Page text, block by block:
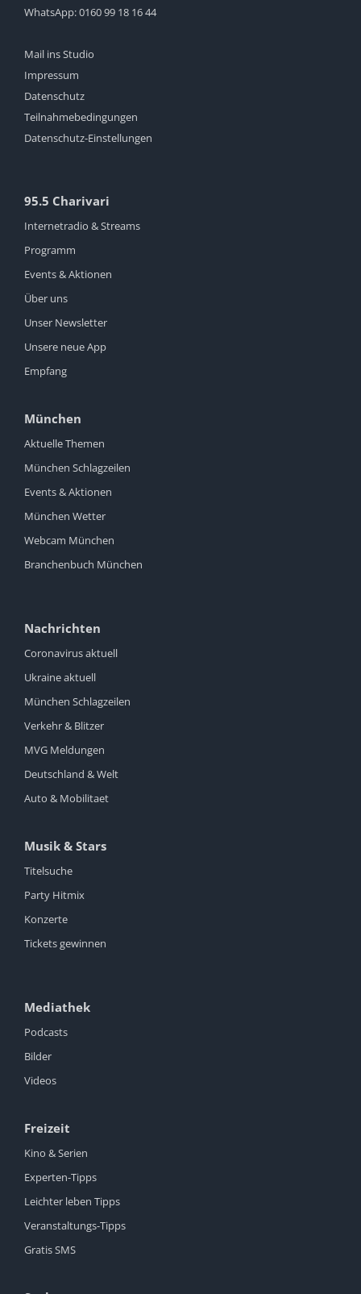
WhatsApp:0160 99 18 16 44
Mail ins Studio
Impressum
Datenschutz
Teilnahmebedingungen
Datenschutz-Einstellungen
95.5 Charivari
Internetradio & Streams
Programm
Events & Aktionen
Über uns
Unser Newsletter
Unsere neue App
Empfang
München
Aktuelle Themen
München Schlagzeilen
Events & Aktionen
München Wetter
Webcam München
Branchenbuch München
Nachrichten
Coronavirus aktuell
Ukraine aktuell
München Schlagzeilen
Verkehr & Blitzer
MVG Meldungen
Deutschland & Welt
Auto & Mobilitaet
Musik & Stars
Titelsuche
Party Hitmix
Konzerte
Tickets gewinnen
Mediathek
Podcasts
Bilder
Videos
Freizeit
Kino & Serien
Experten-Tipps
Leichter leben Tipps
Veranstaltungs-Tipps
Gratis SMS